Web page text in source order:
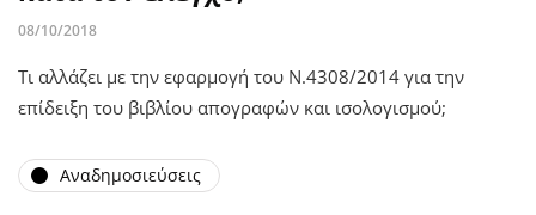
08/10/2018
Τι αλλάζει με την εφαρμογή του Ν.4308/2014 για την
επίδειξη του βιβλίου απογραφών και ισολογισμού;
Αναδημοσιεύσεις